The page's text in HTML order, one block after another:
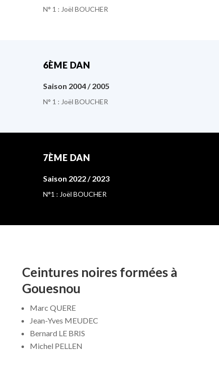
N° 1 : Joël BOUCHER
6ÈME DAN
Saison 2004 / 2005
N° 1 : Joël BOUCHER
7ÈME DAN
Saison 2022 / 2023
N°1 : Joël BOUCHER
Ceintures noires formées à
Gouesnou
Marc QUERE
Jean-Yves MEUDEC
Bernard LE BRIS
Michel PELLEN